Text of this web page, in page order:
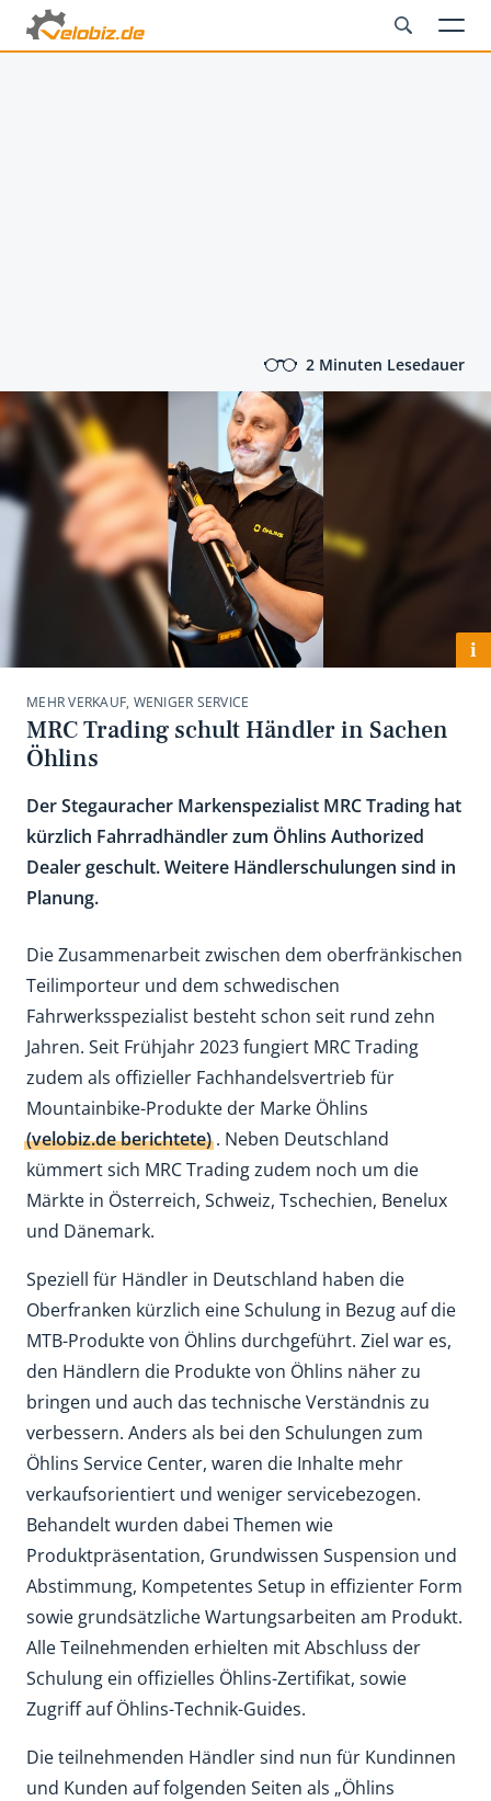
2 Minuten Lesedauer
i
MEHR VERKAUF, WENIGER SERVICE
MRC Trading schult Händler in Sachen
Öhlins
Der Stegauracher Markenspezialist MRC Trading hat
kürzlich Fahrradhändler zum Öhlins Authorized
Dealer geschult. Weitere Händlerschulungen sind in
Planung.
Die Zusammenarbeit zwischen dem oberfränkischen
Teilimporteur und dem schwedischen
Fahrwerksspezialist besteht schon seit rund zehn
Jahren. Seit Frühjahr 2023 fungiert MRC Trading
zudem als offizieller Fachhandelsvertrieb für
Mountainbike-Produkte der Marke Öhlins
(velobiz.de berichtete). Neben Deutschland
kümmert sich MRC Trading zudem noch um die
Märkte in Österreich, Schweiz, Tschechien, Benelux
und Dänemark.
Speziell für Händler in Deutschland haben die
Oberfranken kürzlich eine Schulung in Bezug auf die
MTB-Produkte von Öhlins durchgeführt. Ziel war es,
den Händlern die Produkte von Öhlins näher zu
bringen und auch das technische Verständnis zu
verbessern. Anders als bei den Schulungen zum
Öhlins Service Center, waren die Inhalte mehr
verkaufsorientiert und weniger servicebezogen.
Behandelt wurden dabei Themen wie
Produktpräsentation, Grundwissen Suspension und
Abstimmung, Kompetentes Setup in effizienter Form
sowie grundsätzliche Wartungsarbeiten am Produkt.
Alle Teilnehmenden erhielten mit Abschluss der
Schulung ein offizielles Öhlins-Zertifikat, sowie
Zugriff auf Öhlins-Technik-Guides.
Die teilnehmenden Händler sind nun für Kundinnen
und Kunden auf folgenden Seiten als „Öhlins